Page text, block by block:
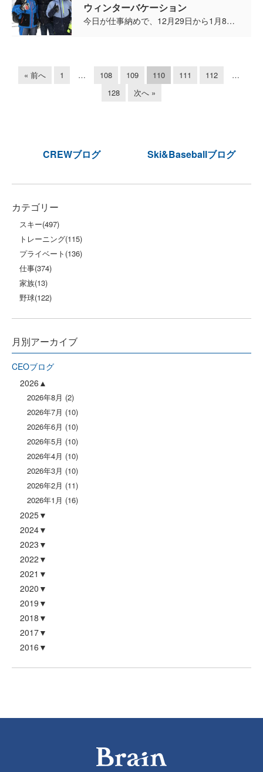
ウィンターバケーション
今日が仕事納めで、12月29日から1月8日まで、ウインターバケーションです。 全日本選手権のスラロームを、現地で観戦したかったな〜。 新賢範選手はどこまでいけるのか、NHKBS1のLIVE...
« 前へ 1 … 108 109 110 111 112
…
128
次へ »
CREWブログ Ski&Baseballブログ
カテゴリー
スキー(497)
トレーニング(115)
プライベート (136)
仕事(374)
家族(13)
野球(122)
月別アーカイブ
CEOブログ
2026
2026年8月 (2)
2026年7月 (10)
2026年6月 (10)
2026年5月 (10)
2026年4月 (10)
2026年3月 (10)
2026年2月 (11)
2026年1月 (16)
2025
2024
2023
2022
2021
2020
2019
2018
2017
2016